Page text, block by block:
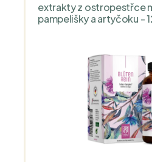
způsob extrakce i
uváděny přímo na obalu,
značky pro celou Evropu.
extrakty z ostropestřce
pampelišky a artyčoku -